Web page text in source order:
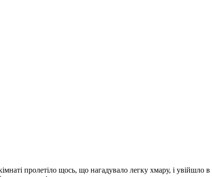
пролетіло щось, що нагадувало легку хмару, і увійшло